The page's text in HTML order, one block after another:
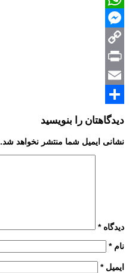
WhatsApp
Messenger
Copy
Link
Print
Email
Share
دیدگاهتان را بنویسید
نشانی ایمیل شما منتشر نخواهد شد.
دیدگاه*
نام*
ایمیل*